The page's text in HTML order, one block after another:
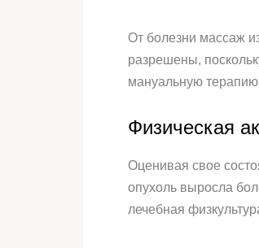
От болезни массаж
разрешены,
мануальную
Физическая
Оценивая свое
опухоль выросла
лечебная